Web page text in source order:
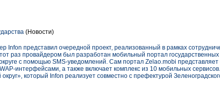
(Новости)
Infon представил очередной проект, реализованный в рамках
раз провайдером был разработан мобильный портал государственных
с помощью SMS-уведомлений. Сам портал Zelao.mobi
интерфейсами, а также включает комплекс из 10 мобильных
который Infon реализует совместно с префектурой